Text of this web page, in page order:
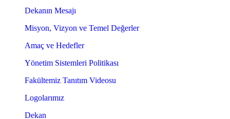
Dekanın Mesajı
Misyon, Vizyon ve Temel Değerler
Amaç ve Hedefler
Yönetim Sistemleri Politikası
Fakültemiz Tanıtım Videosu
Logolarımız
Dekan